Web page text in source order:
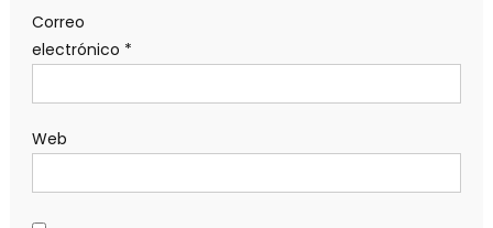
Correo
electrónico *
Web